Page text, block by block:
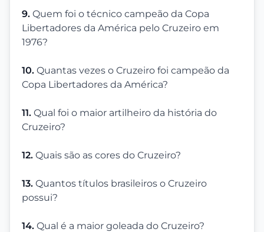
9. Quem foi o técnico campeão da Copa
Libertadores da América pelo Cruzeiro em
1976?
10. Quantas vezes o Cruzeiro foi campeão da
Copa Libertadores da América?
11. Qual foi o maior artilheiro da história do
Cruzeiro?
12. Quais são as cores do Cruzeiro?
13. Quantos títulos brasileiros o Cruzeiro
possui?
14. Qual é a maior goleada do Cruzeiro?